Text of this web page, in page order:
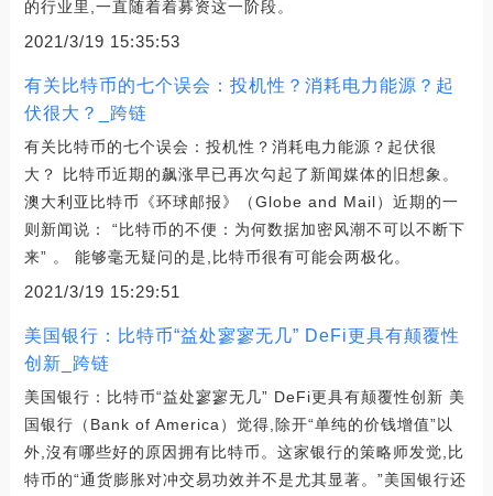
的行业里,一直随着着募资这一阶段。
2021/3/19 15:35:53
有关比特币的七个误会：投机性？消耗电力能源？起
伏很大？_跨链
有关比特币的七个误会：投机性？消耗电力能源？起伏很
大？ 比特币近期的飙涨早已再次勾起了新闻媒体的旧想象。
澳大利亚比特币《环球邮报》（Globe and Mail）近期的一
则新闻说： “比特币的不便：为何数据加密风潮不可以不断下
来” 。 能够毫无疑问的是,比特币很有可能会两极化。
2021/3/19 15:29:51
美国银行：比特币“益处寥寥无几” DeFi更具有颠覆性
创新_跨链
美国银行：比特币“益处寥寥无几” DeFi更具有颠覆性创新 美
国银行（Bank of America）觉得,除开“单纯的价钱增值”以
外,沒有哪些好的原因拥有比特币。这家银行的策略师发觉,比
特币的“通货膨胀对冲交易功效并不是尤其显著。”美国银行还